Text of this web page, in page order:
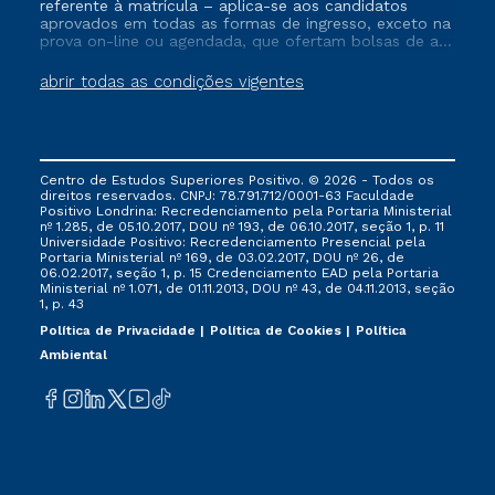
abrir todas as condições vigentes
referente à matrícula – aplica-se aos candidatos
aprovados em todas as formas de ingresso, exceto na
prova on-line ou agendada, que ofertam bolsas de até
vigente, que ainda não tenham efetivado e/ou não
tenham cancelado ou trancado sua matrícula em uma
via FIES, Prouni e outros programas governamentais, e
não se acumula com nenhuma outra campanha
ofertada pela Instituição.
Centro de Estudos Superiores Positivo. © 2026 - Todos os
direitos reservados. CNPJ: 78.791.712/0001-63 Faculdade
Positivo Londrina: Recredenciamento pela Portaria Ministerial
nº 1.285, de 05.10.2017, DOU nº 193, de 06.10.2017, seção 1, p. 11
Universidade Positivo: Recredenciamento Presencial ​pela
Portaria Ministerial nº 169, de 03.02.2017, DOU nº 26, de
06.02.2017, seção 1, p. 15 Credenciamento EAD pela Portaria
Ministerial nº 1.071, de 01.11.2013, DOU nº 43, de 04.11.2013, seção
1, p. 43
Política de Privacidade
Política de Cookies
Política
Ambiental